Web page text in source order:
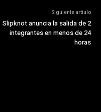
Siguiente artiulo
Slipknot anuncia la salida de 2
integrantes en menos de 24
horas